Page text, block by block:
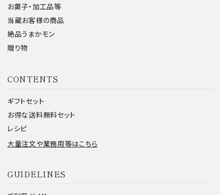
お菓子・加工品等
当蔵お客様の商品
絶品うまかモン
贈り物
CONTENTS
ギフトセット
お得な送料無料セット
レシピ
大量注文や業務用等はこちら
GUIDELINES